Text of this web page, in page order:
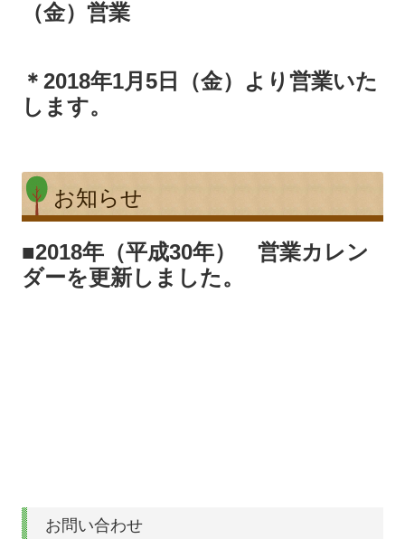
（金）営業
＊2018年1月5日（金）より営業いた
します。
お知らせ
■2018年（平成30年） 営業カレン
ダーを更新しました。
お問い合わせ